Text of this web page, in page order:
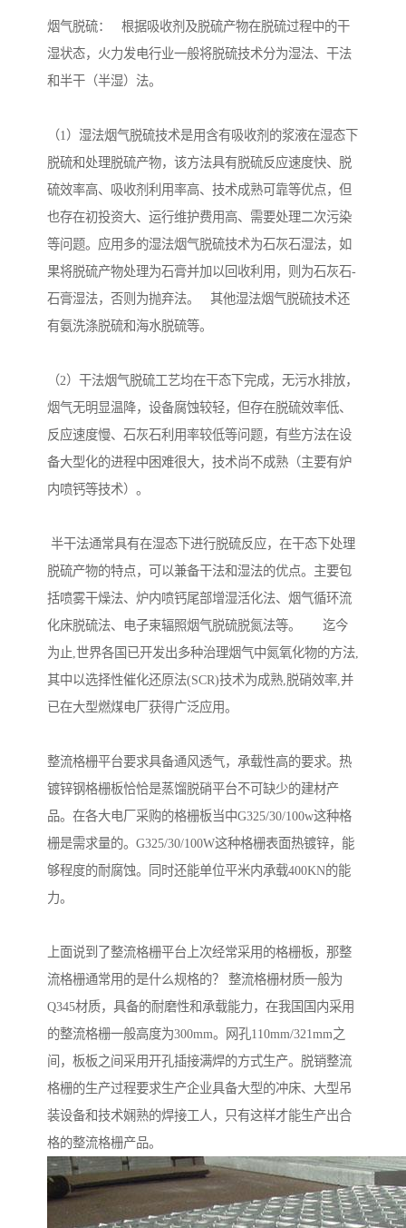
烟气脱硫： 根据吸收剂及脱硫产物在脱硫过程中的干
湿状态，火力发电行业一般将脱硫技术分为湿法、干法
和半干（半湿）法。
（1）湿法烟气脱硫技术是用含有吸收剂的浆液在湿态下
脱硫和处理脱硫产物，该方法具有脱硫反应速度快、脱
硫效率高、吸收剂利用率高、技术成熟可靠等优点，但
也存在初投资大、运行维护费用高、需要处理二次污染
等问题。应用多的湿法烟气脱硫技术为石灰石湿法，如
果将脱硫产物处理为石膏并加以回收利用，则为石灰石-
石膏湿法，否则为抛弃法。 其他湿法烟气脱硫技术还
有氨洗涤脱硫和海水脱硫等。
（2）干法烟气脱硫工艺均在干态下完成，无污水排放，
烟气无明显温降，设备腐蚀较轻，但存在脱硫效率低、
反应速度慢、石灰石利用率较低等问题，有些方法在设
备大型化的进程中困难很大，技术尚不成熟（主要有炉
内喷钙等技术）。
半干法通常具有在湿态下进行脱硫反应，在干态下处理
脱硫产物的特点，可以兼备干法和湿法的优点。主要包
括喷雾干燥法、炉内喷钙尾部增湿活化法、烟气循环流
化床脱硫法、电子束辐照烟气脱硫脱氮法等。 迄今
为止,世界各国已开发出多种治理烟气中氮氧化物的方法,
其中以选择性催化还原法(SCR)技术为成熟,脱硝效率,并
已在大型燃煤电厂获得广泛应用。
整流格栅平台要求具备通风透气，承载性高的要求。热
镀锌钢格栅板恰恰是蒸馏脱硝平台不可缺少的建材产
品。在各大电厂采购的格栅板当中G325/30/100w这种格
栅是需求量的。G325/30/100W这种格栅表面热镀锌，能
够程度的耐腐蚀。同时还能单位平米内承载400KN的能
力。
上面说到了整流格栅平台上次经常采用的格栅板，那整
流格栅通常用的是什么规格的？ 整流格栅材质一般为
Q345材质，具备的耐磨性和承载能力，在我国国内采用
的整流格栅一般高度为300mm。网孔110mm/321mm之
间，板板之间采用开孔插接满焊的方式生产。脱销整流
格栅的生产过程要求生产企业具备大型的冲床、大型吊
装设备和技术娴熟的焊接工人，只有这样才能生产出合
格的整流格栅产品。